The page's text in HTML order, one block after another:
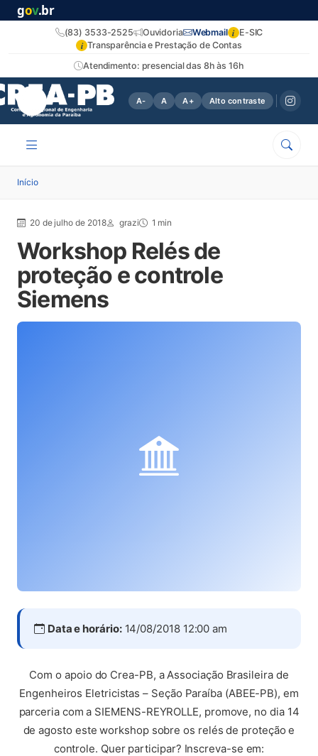
gov.br
Atendimento: presencial das 8h às 16h
(83) 3533-2525 Ouvidoria Webmail i E-SIC
i Transparência e Prestação de Contas
A- A A+ Alto contraste
Início
20 de julho de 2018 grazi 1 min
Workshop Relés de
proteção e controle
Siemens
Data e horário:14/08/2018 12:00 am
Com o apoio do Crea-PB, a Associação Brasileira de
Engenheiros Eletricistas – Seção Paraíba (ABEE-PB), em
parceria com a SIEMENS-REYROLLE, promove, no dia 14
de agosto este workshop sobre os relés de proteção e
controle. Quer participar? Inscreva-se em: